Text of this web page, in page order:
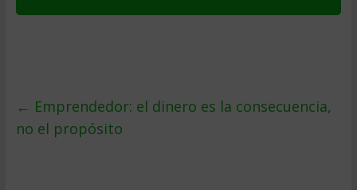
← Emprendedor: el dinero es la consecuencia,
no el propósito